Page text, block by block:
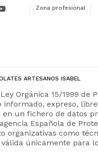
Y
Zona profesional
ARTESANOS ISABEL
Orgánica 15/1999
expreso,
un fichero de datos
Española de
organizativas como
únicamente para